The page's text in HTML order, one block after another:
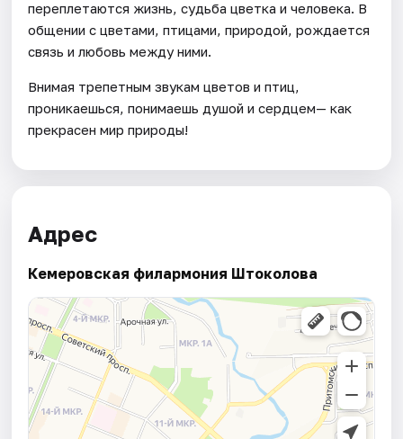
переплетаются жизнь, судьба цветка и человека. В
общении с цветами, птицами, природой, рождается
связь и любовь между ними.
Внимая трепетным звукам цветов и птиц,
проникаешься, понимаешь душой и сердцем— как
прекрасен мир природы!
Адрес
Кемеровская филармония Штоколова